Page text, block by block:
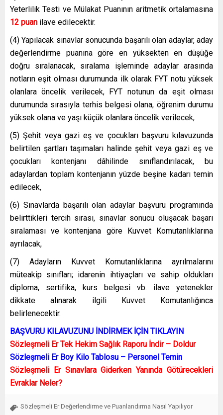
Yeterlilik Testi ve Mülakat Puanının aritmetik ortalamasına
12 puan ilave edilecektir.
(4) Yapılacak sınavlar sonucunda başarılı olan adaylar, aday
değerlendirme puanına göre en yüksekten en düşüğe
doğru sıralanacak, sıralama işleminde adaylar arasında
notların eşit olması durumunda ilk olarak FYT notu yüksek
olanlara öncelik verilecek, FYT notunun da eşit olması
durumunda sırasıyla terhis belgesi olana, öğrenim durumu
yüksek olana ve yaşı küçük olanlara öncelik verilecek,
(5) Şehit veya gazi eş ve çocukları başvuru kılavuzunda
belirtilen şartları taşımaları halinde şehit veya gazi eş ve
çocukları kontenjanı dâhilinde sınıflandırılacak, bu
adaylardan toplam kontenjanın yüzde beşine kadarı temin
edilecek,
(6) Sınavlarda başarılı olan adaylar başvuru programında
belirttikleri tercih sırası, sınavlar sonucu oluşacak başarı
sıralaması ve kontenjana göre Kuvvet Komutanlıklarına
ayrılacak,
(7) Adayların Kuvvet Komutanlıklarına ayrılmalarını
müteakip sınıfları; idarenin ihtiyaçları ve sahip oldukları
diploma, sertifika, kurs belgesi vb. ilave yetenekler
dikkate alınarak ilgili Kuvvet Komutanlığınca
belirlenecektir.
BAŞVURU KILAVUZUNU İNDİRMEK İÇİN TIKLAYIN
Sözleşmeli Er Tek Hekim Sağlık Raporu İndir – Doldur
Sözleşmeli Er Boy Kilo Tablosu – Personel Temin
Sözleşmeli Er Sınavlara Giderken Yanında Götürecekleri
Evraklar Neler?
Sözleşmeli Er Değerlendirme ve Puanlandırma Nasıl Yapılıyor